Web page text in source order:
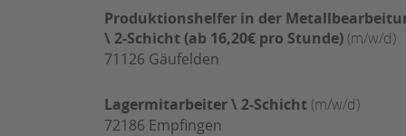
Produktionshelfer in der
\ 2-Schicht (ab 16,20€ pro Stunde)(m/w/d)
71126 Gäufelden
Lagermitarbeiter \ 2-Schicht(m/w/d)
72186 Empfingen